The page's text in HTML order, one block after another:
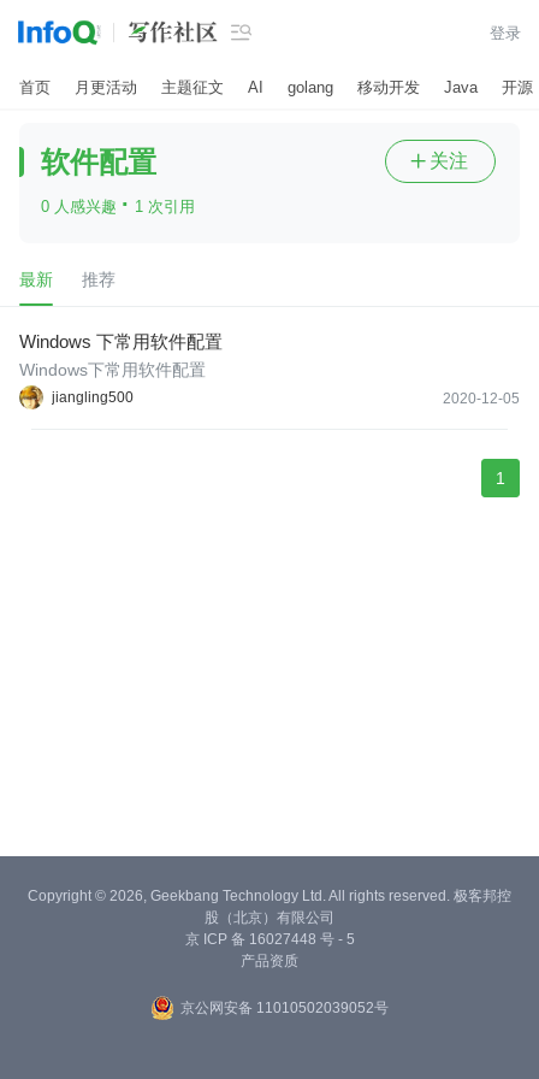
 登录
首页 月更活动 主题征文 AI golang 移动开发 Java 开源
软件配置
0 人感兴趣 · 1 次引用
 关注
最新 推荐
Windows 下常用软件配置
jiangling500 2020-12-05
Windows下常用软件配置
1
Copyright © 2026, Geekbang Technology Ltd. All rights reserved. 极客邦控
股（北京）有限公司
京 ICP 备 16027448 号 - 5
产品资质
京公网安备 11010502039052号